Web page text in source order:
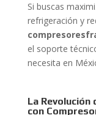
Si buscas
refrigeración y
el soporte
necesita en
La Revolución
con